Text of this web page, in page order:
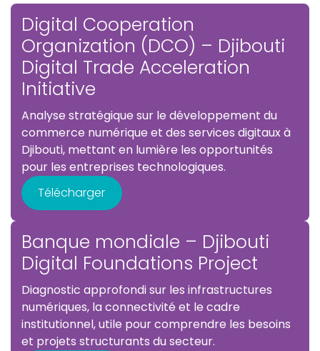
Digital Cooperation
Organization (DCO) – Djibouti
Digital Trade Acceleration
Initiative
Analyse stratégique sur le développement du
commerce numérique et des services digitaux à
Djibouti, mettant en lumière les opportunités
pour les entreprises technologiques.
Télécharger
Banque mondiale – Djibouti
Digital Foundations Project
Diagnostic approfondi sur les infrastructures
numériques, la connectivité et le cadre
institutionnel, utile pour comprendre les besoins
et projets structurants du secteur.